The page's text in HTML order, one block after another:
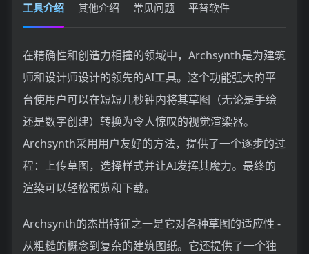
工具介绍 其他介绍 常见问题 平替软件
在精确性和创造力相撞的领域中，Archsynth是为建筑
师和设计师设计的领先的AI工具。这个功能强大的平
台使用户可以在短短几秒钟内将其草图（无论是手绘
还是数字创建）转换为令人惊叹的视觉渲染器。
Archsynth采用用户友好的方法，提供了一个逐步的过
程：上传草图，选择样式并让AI发挥其魔力。最终的
渲染可以轻松预览和下载。
Archsynth的杰出特征之一是它对各种草图的适应性 -
从粗糙的概念到复杂的建筑图纸。它还提供了一个独